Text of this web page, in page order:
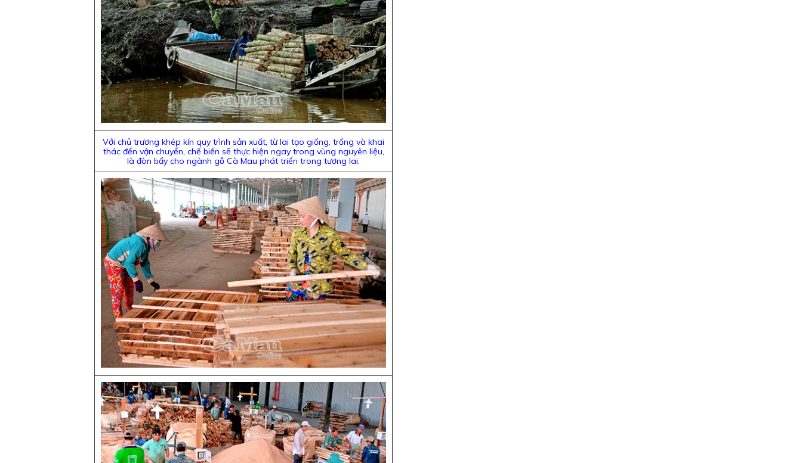
Với chủ trương khép kín quy trình sản xuất, từ lai tạo giống, trồng và khai
thác đến vận chuyển, chế biến sẽ thực hiện ngay trong vùng nguyên liệu,
là đòn bẩy cho ngành gỗ Cà Mau phát triển trong tương lai.